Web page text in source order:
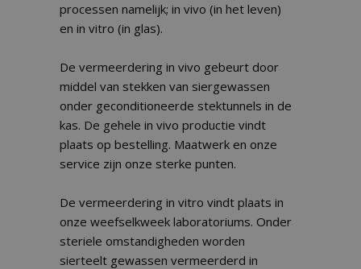
processen namelijk; in vivo (in het leven)
en in vitro (in glas).
De vermeerdering in vivo gebeurt door
middel van stekken van siergewassen
onder geconditioneerde stektunnels in de
kas. De gehele in vivo productie vindt
plaats op bestelling. Maatwerk en onze
service zijn onze sterke punten.
De vermeerdering in vitro vindt plaats in
onze weefselkweek laboratoriums. Onder
steriele omstandigheden worden
sierteelt gewassen vermeerderd in